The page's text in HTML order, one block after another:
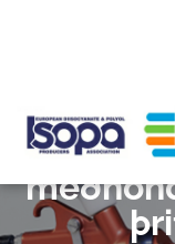
ISOPA-AISBL
003